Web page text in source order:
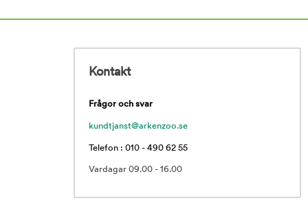
Kontakt
Frågor och svar
kundtjanst@arkenzoo.se
Telefon : 010 - 490 62 55
Vardagar 09.00 - 16.00